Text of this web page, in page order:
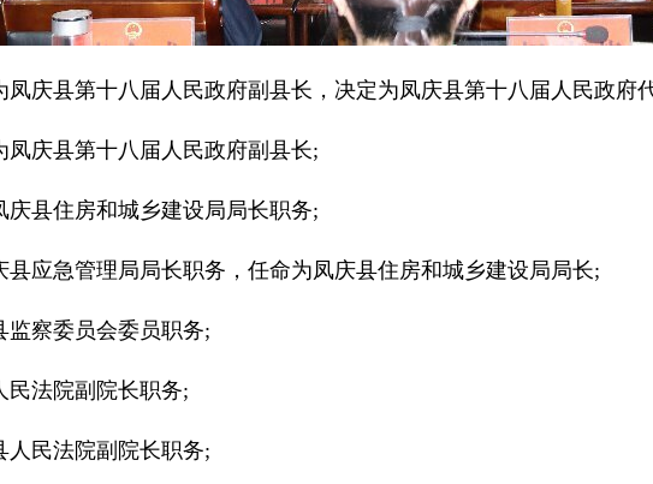
凤庆县第十八届人民政府副县长，决定为凤庆县第十八届人民政府
凤庆县第十八届人民政府副县长;
庆县住房和城乡建设局局长职务;
县应急管理局局长职务，任命为凤庆县住房和城乡建设局局长;
监察委员会委员职务;
民法院副院长职务;
人民法院副院长职务;